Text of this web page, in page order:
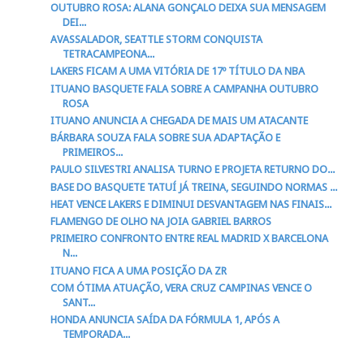
OUTUBRO ROSA: ALANA GONÇALO DEIXA SUA MENSAGEM
DEI...
AVASSALADOR, SEATTLE STORM CONQUISTA
TETRACAMPEONA...
LAKERS FICAM A UMA VITÓRIA DE 17º TÍTULO DA NBA
ITUANO BASQUETE FALA SOBRE A CAMPANHA OUTUBRO
ROSA
ITUANO ANUNCIA A CHEGADA DE MAIS UM ATACANTE
BÁRBARA SOUZA FALA SOBRE SUA ADAPTAÇÃO E
PRIMEIROS...
PAULO SILVESTRI ANALISA TURNO E PROJETA RETURNO DO...
BASE DO BASQUETE TATUÍ JÁ TREINA, SEGUINDO NORMAS ...
HEAT VENCE LAKERS E DIMINUI DESVANTAGEM NAS FINAIS...
FLAMENGO DE OLHO NA JOIA GABRIEL BARROS
PRIMEIRO CONFRONTO ENTRE REAL MADRID X BARCELONA
N...
ITUANO FICA A UMA POSIÇÃO DA ZR
COM ÓTIMA ATUAÇÃO, VERA CRUZ CAMPINAS VENCE O
SANT...
HONDA ANUNCIA SAÍDA DA FÓRMULA 1, APÓS A
TEMPORADA...